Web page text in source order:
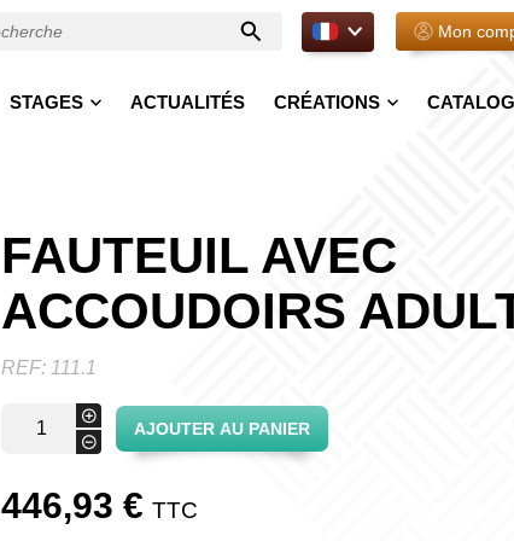
Entrer
votre
FR. Mon
STAGES ACTUALITÉS CRÉATIONS
FAUTEUIL AVEC
ACCOUDOIRS
REF: 111.1
-
accoudoirs
adulte
+
AJOUTER AU PANIER
446,93 € TTC